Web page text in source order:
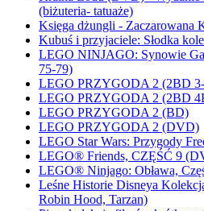
(biżuteria- tatuaże)
Księga dżungli - Zaczarowana
Kubuś i przyjaciele: Słodka
LEGO NINJAGO: Synowie
75-79)
LEGO PRZYGODA 2 (2BD
LEGO PRZYGODA 2 (2BD
LEGO PRZYGODA 2 (BD)
LEGO PRZYGODA 2 (DVD)
LEGO Star Wars: Przygody
LEGO® Friends, CZĘŚĆ 9
LEGO® Ninjago: Obława,
Leśne Historie Disneya
Robin Hood, Tarzan)